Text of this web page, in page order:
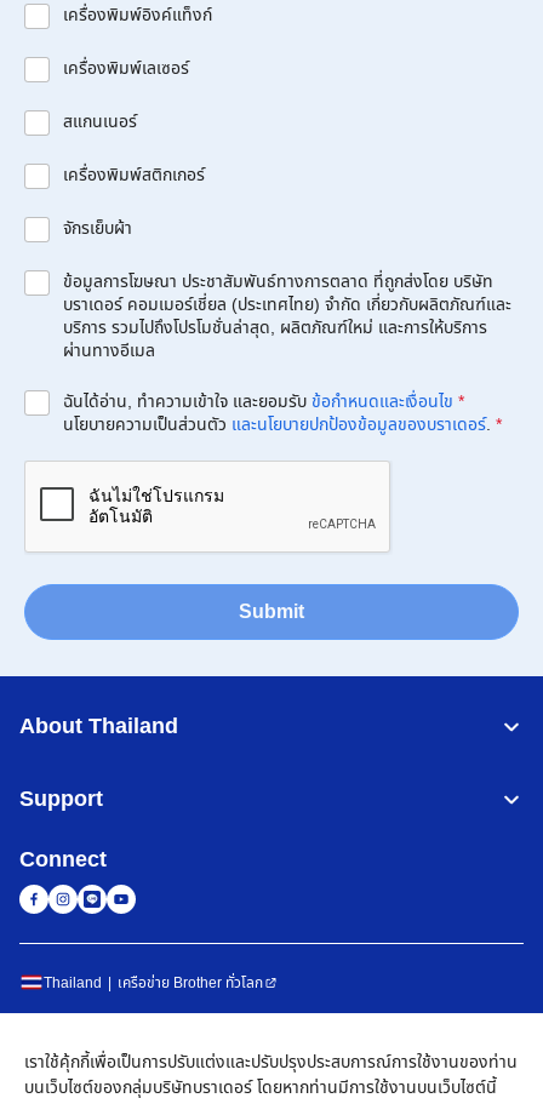
เครื่องพิมพ์อิงค์แท็งก์
เครื่องพิมพ์เลเซอร์
สแกนเนอร์
เครื่องพิมพ์สติกเกอร์
จักรเย็บผ้า
ข้อมูลการโฆษณา ประชาสัมพันธ์ทางการตลาด ที่ถูกส่งโดย บริษัท
บราเดอร์ คอมเมอร์เชี่ยล (ประเทศไทย) จำกัด เกี่ยวกับผลิตภัณฑ์และ
บริการ รวมไปถึงโปรโมชั่นล่าสุด, ผลิตภัณฑ์ใหม่ และการให้บริการ
ผ่านทางอีเมล
ฉันได้อ่าน, ทำความเข้าใจ และยอมรับข้อกำหนดและเงื่อนไข *
นโยบายความเป็นส่วนตัว และนโยบายปกป้องข้อมูลของบราเดอร์. *
Submit
About Thailand
Support
Connect
Thailand เครือข่าย Brother ทั่วโลก
©2026BROTHER COMMERCIAL (THAILAND) LTD. All Rights
เราใช้คุ้กกี้เพื่อเป็นการปรับแต่งและปรับปรุงประสบการณ์การใช้งานของท่าน
บนเว็บไซต์ของกลุ่มบริษัทบราเดอร์ โดยหากท่านมีการใช้งานบนเว็บไซต์นี้